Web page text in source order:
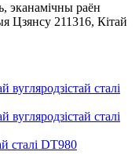
эканамічны раён
Цзянсу 211316, Кітай
вугляродзістай сталі
вугляродзістай сталі
сталі DT980